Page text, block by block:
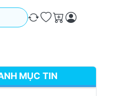
hiện khi bạn nhập. Nhấn phím
So sánh
Ưa thích
Giỏ hàng
MỤC TIN